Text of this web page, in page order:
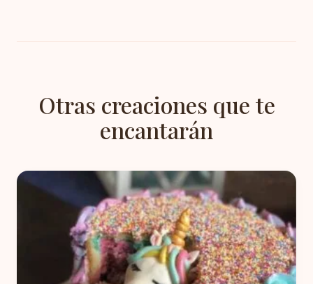
Otras creaciones que te
encantarán